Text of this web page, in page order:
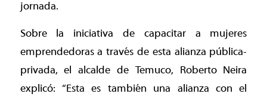
jornada.
Sobre la iniciativa de capacitar a mujeres
emprendedoras a través de esta alianza pública-
privada, el alcalde de Temuco, Roberto Neira
explicó: “Esta es también una alianza con el